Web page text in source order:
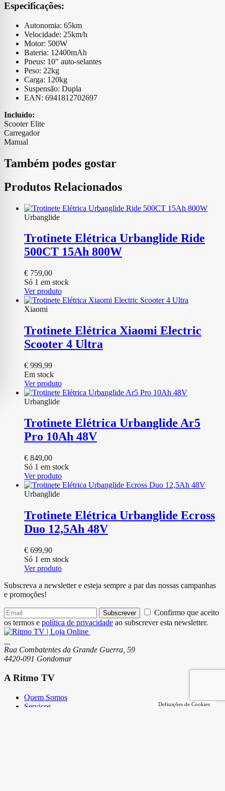
Especificações:
Autonomia: 65km
Velocidade: 25km/h
Motor: 500W
Bateria: 12400mAh
Pneus: 10″ auto-selantes
Peso: 22kg
Carga: 120kg
Suspensão: Dupla
EAN: 6941812702697
Incluído:
Scooter Elite
Carregador
Manual
Também podes gostar
Produtos Relacionados
Urbanglide
Trotinete Elétrica Urbanglide Ride
500CT 15Ah 800W
€ 759,00
Só 1 em stock
Ver produto
Xiaomi
Trotinete Elétrica Xiaomi Electric
Scooter 4 Ultra
€ 999,99
Em stock
Ver produto
Urbanglide
Trotinete Elétrica Urbanglide Ar5
Pro 10Ah 48V
€ 849,00
Só 1 em stock
Ver produto
Urbanglide
Trotinete Elétrica Urbanglide Ecross
Duo 12,5Ah 48V
€ 699,90
Só 1 em stock
Ver produto
Subscreva a newsletter e esteja sempre a par das nossas campanhas
e promoções!
Subscrever
Confirmo que aceito
os termos e política de privacidade ao subscrever esta newsletter.
Rua Combatentes da Grande Guerra, 59
4420-091 Gondomar
A Ritmo TV
Quem Somos
Serviços
Definições de Cookies